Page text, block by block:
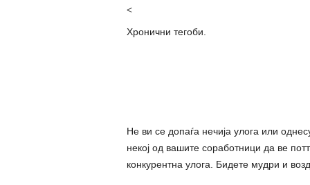
<
Хронични тегоби.
Не ви се допаѓа нечија улога или
некој од вашите соработници да ве
конкурентна улога. Бидете мудри и